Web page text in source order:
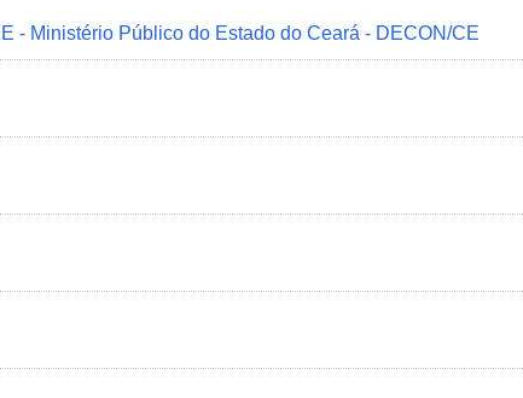
- Ministério Público do Estado do Ceará - DECON/CE